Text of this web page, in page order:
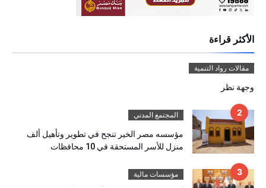
الأكثر قراءة
مقالات رواد التنمية
وجهة نظر
المجتمع المدني
مؤسسه مصر الخير تنجح في تطوير وتأهيل ألف
منزل للأسر المستحقة في 10 محافظات
مؤسسات مالية